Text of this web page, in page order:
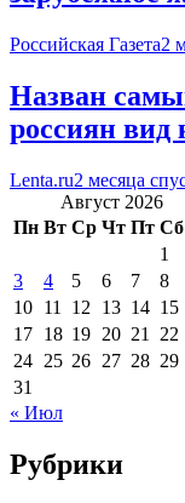
Российская Газета2
Назван
россиян вид
Lenta.ru2 месяца
Август 2026
Пн Вт Ср Чт Пт Сб
1
3
4 5 6 7 8
10 11 12 13 14 15
17 18 19 20 21 22
24 25 26 27 28 29
31
« Июл
Рубрики